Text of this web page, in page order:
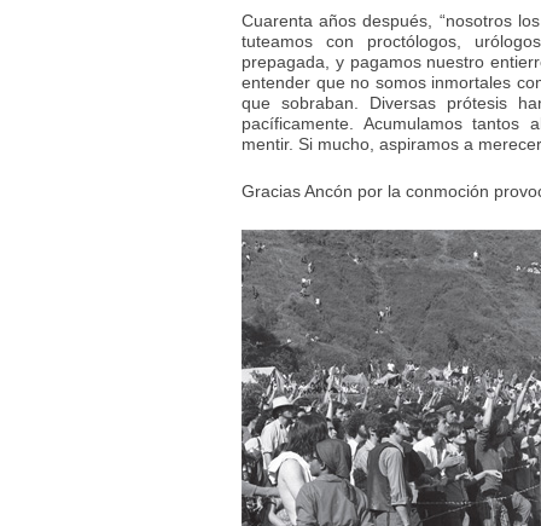
Cuarenta años después, “nosotros
tuteamos con proctólogos,
prepagada, y pagamos nuestro
entender que no somos inmortales
que sobraban. Diversas prótesis
pacíficamente. Acumulamos
mentir. Si mucho, aspiramos a
Gracias Ancón por la conmoción